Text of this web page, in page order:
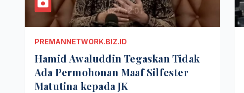
PREMANNETWORK.BIZ.ID
Hamid Awaluddin Tegaskan Tidak
Ada Permohonan Maaf Silfester
Matutina kepada JK